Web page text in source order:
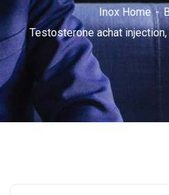
Inox Home
Testosterone achat